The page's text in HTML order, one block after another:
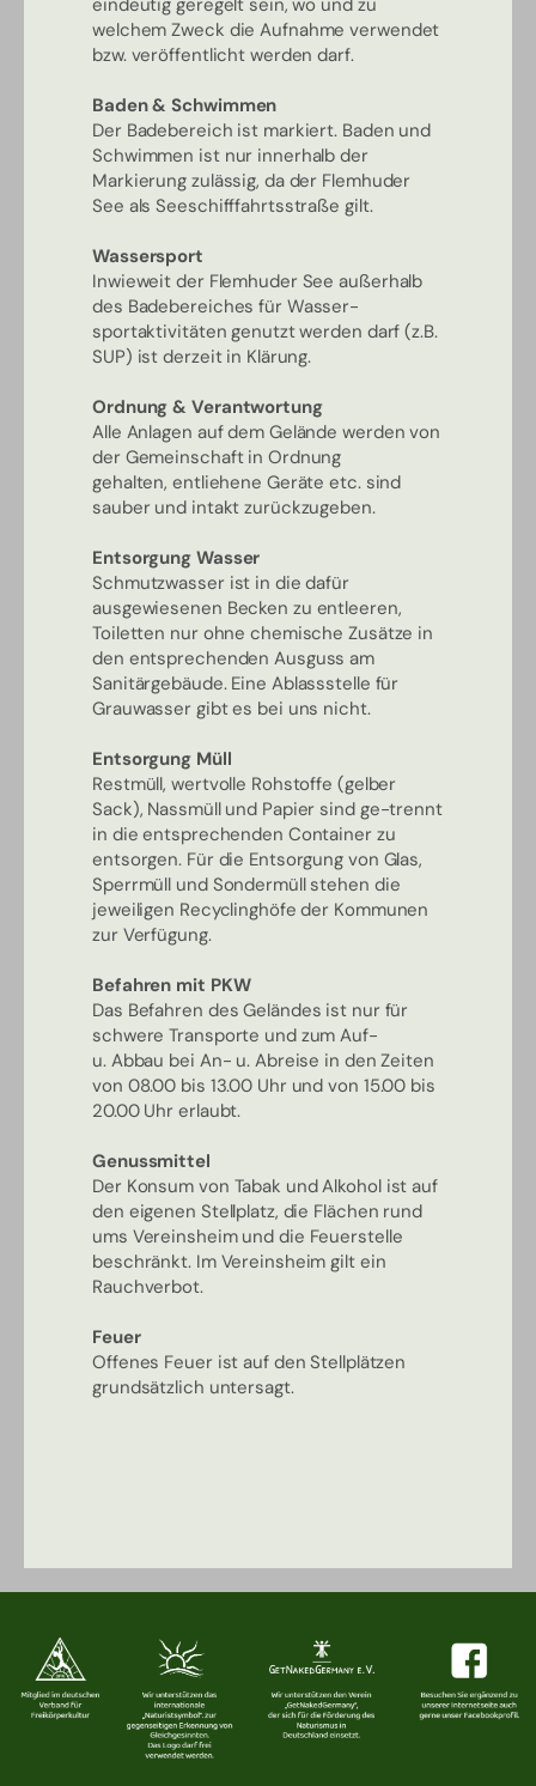
welchem Zweck die Aufnahme verwendet
bzw. veröffentlicht werden darf.
Baden & Schwimmen
Der Badebereich ist markiert. Baden und
Schwimmen ist nur innerhalb der
Markierung zulässig, da der Flemhuder
See als Seeschifffahrtsstraße gilt.
Wassersport
Inwieweit der Flemhuder See außerhalb
des Badebereiches für Wasser-
sportaktivitäten genutzt werden darf (z.B.
SUP) ist derzeit in Klärung.
Ordnung & Verantwortung
Alle Anlagen auf dem Gelände werden von
der Gemeinschaft in Ordnung
gehalten, entliehene Geräte etc. sind
sauber und intakt zurückzugeben.
Entsorgung Wasser
Schmutzwasser ist in die dafür
ausgewiesenen Becken zu entleeren,
Toiletten nur ohne chemische Zusätze in
den entsprechenden Ausguss am
Sanitärgebäude. Eine Ablassstelle für
Grauwasser gibt es bei uns nicht.
Entsorgung Müll
Restmüll, wertvolle Rohstoffe (gelber
Sack), Nassmüll und Papier sind ge-trennt
in die entsprechenden Container zu
entsorgen. Für die Entsorgung von Glas,
Sperrmüll und Sondermüll stehen die
jeweiligen Recyclinghöfe der Kommunen
zur Verfügung.
Befahren mit PKW
Das Befahren des Geländes ist nur für
schwere Transporte und zum Auf-
u. Abbau bei An- u. Abreise in den Zeiten
von 08.00 bis 13.00 Uhr und von 15.00 bis
20.00 Uhr erlaubt.
Genussmittel
Der Konsum von Tabak und Alkohol ist auf
den eigenen Stellplatz, die Flächen rund
ums Vereinsheim und die Feuerstelle
beschränkt. Im Vereinsheim gilt ein
Rauchverbot.
Feuer
Offenes Feuer ist auf den Stellplätzen
grundsätzlich untersagt.